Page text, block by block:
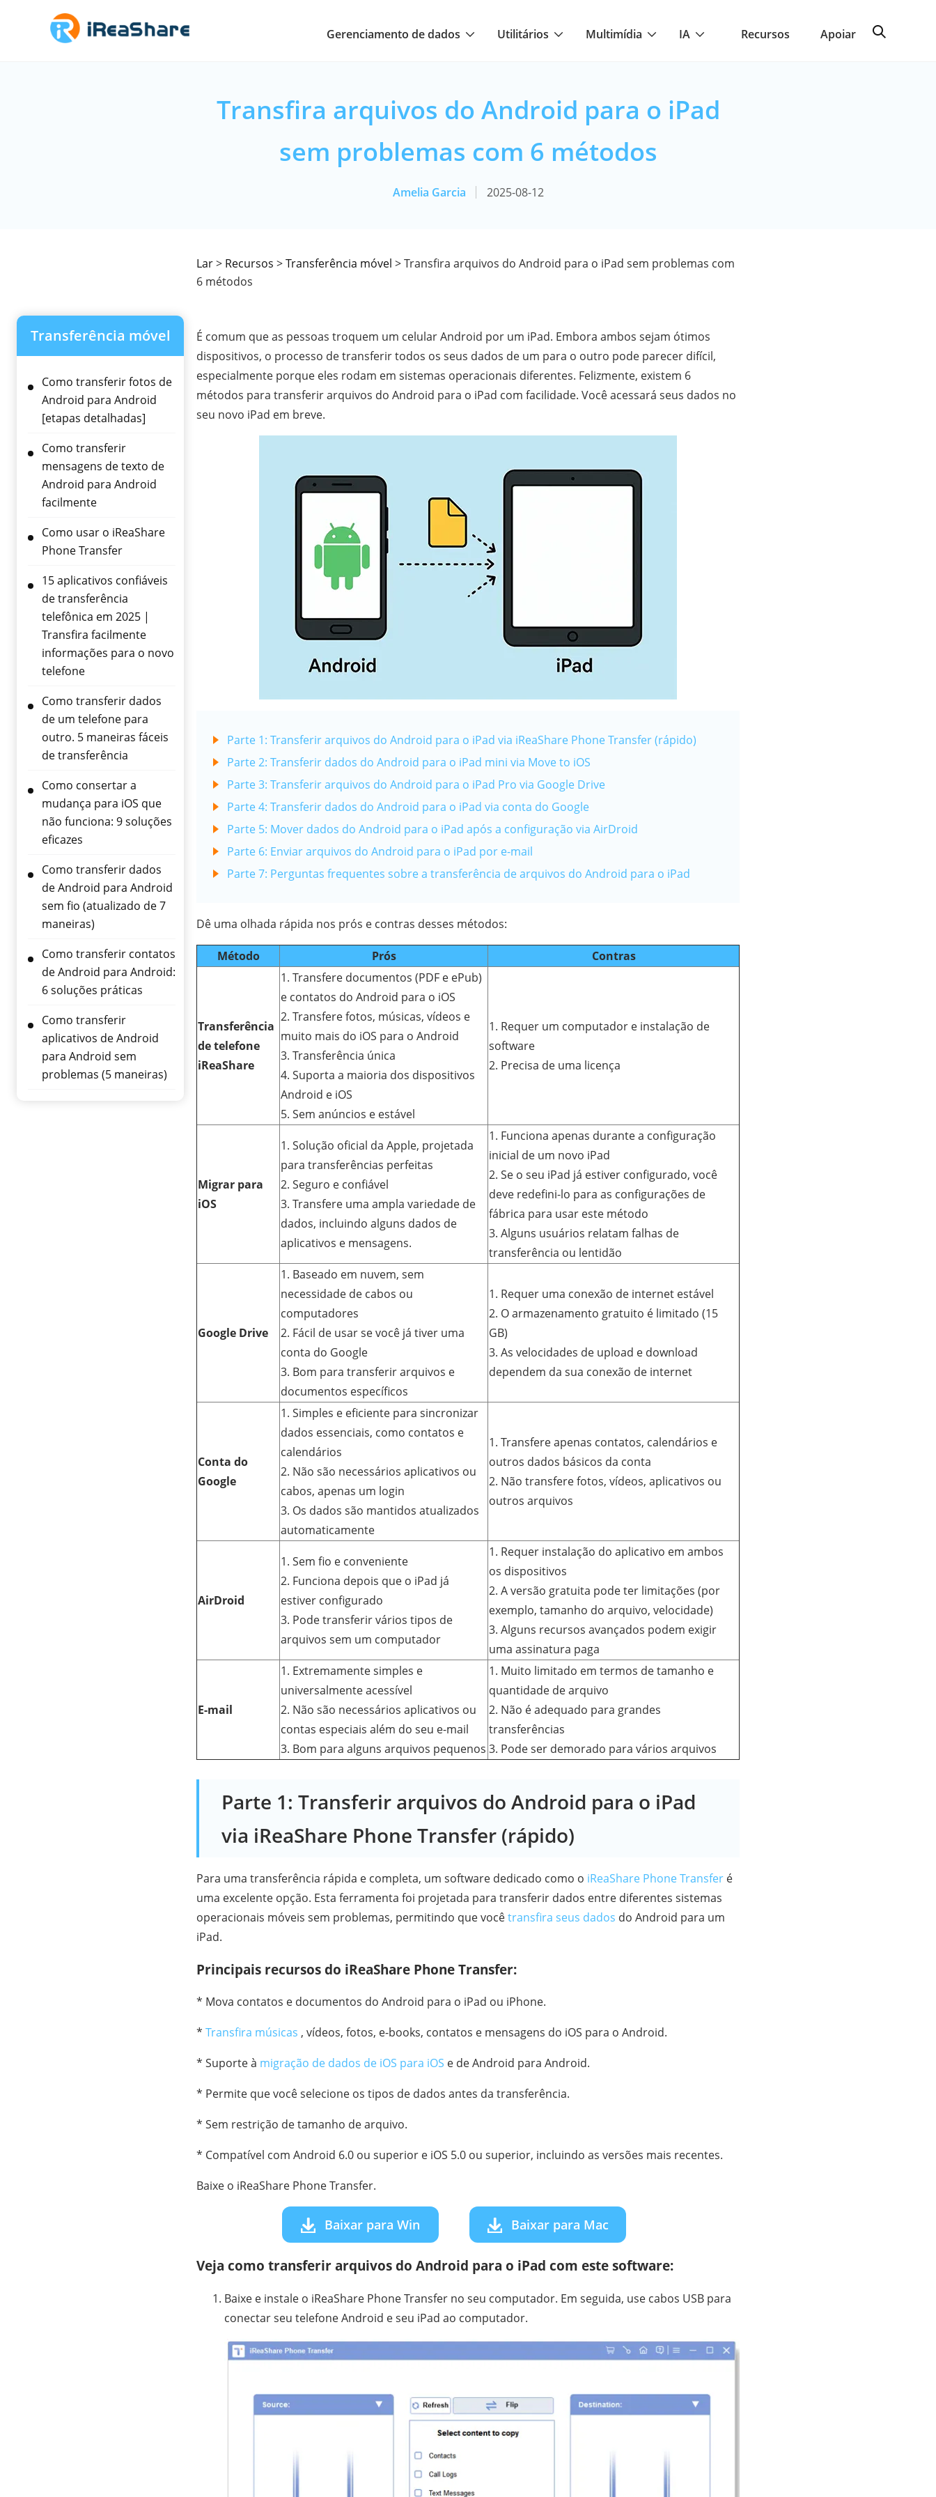
Gerenciamento de dados Utilitários Multimídia IA Recursos Apoiar
Transfira arquivos do Android para o iPad
sem problemas com 6 métodos
Amelia Garcia 2025-08-12
Lar> Recursos >Transferência móvel > Transfira arquivos do Android para o iPad sem problemas com
6 métodos
Transferência móvel
Como transferir fotos de
Android para Android
[etapas detalhadas]
Como transferir
mensagens de texto de
Android para Android
facilmente
Como usar o iReaShare
Phone Transfer
15 aplicativos confiáveis ​​
de transferência
telefônica em 2025 |
Transfira facilmente
informações para o novo
telefone
Como transferir dados
de um telefone para
outro. 5 maneiras fáceis
de transferência
Como consertar a
mudança para iOS que
não funciona: 9 soluções
eficazes
Como transferir dados
de Android para Android
sem fio (atualizado de 7
maneiras)
Como transferir contatos
de Android para Android:
6 soluções práticas
Como transferir
aplicativos de Android
para Android sem
problemas (5 maneiras)
É comum que as pessoas troquem um celular Android por um iPad. Embora ambos sejam ótimos
dispositivos, o processo de transferir todos os seus dados de um para o outro pode parecer difícil,
especialmente porque eles rodam em sistemas operacionais diferentes. Felizmente, existem 6
métodos para transferir arquivos do Android para o iPad com facilidade. Você acessará seus dados no
seu novo iPad em breve.
Parte 1: Transferir arquivos do Android para o iPad via iReaShare Phone Transfer (rápido)
Parte 2: Transferir dados do Android para o iPad mini via Move to iOS
Parte 3: Transferir arquivos do Android para o iPad Pro via Google Drive
Parte 4: Transferir dados do Android para o iPad via conta do Google
Parte 5: Mover dados do Android para o iPad após a configuração via AirDroid
Parte 6: Enviar arquivos do Android para o iPad por e-mail
Parte 7: Perguntas frequentes sobre a transferência de arquivos do Android para o iPad
Dê uma olhada rápida nos prós e contras desses métodos:
Método Prós Contras
Transferência
de telefone
iReaShare
1. Transfere documentos (PDF e ePub)
e contatos do Android para o iOS
2. Transfere fotos, músicas, vídeos e
muito mais do iOS para o Android
3. Transferência única
4. Suporta a maioria dos dispositivos
Android e iOS
5. Sem anúncios e estável
1. Requer um computador e instalação de
software
2. Precisa de uma licença
Migrar para
iOS
1. Solução oficial da Apple, projetada
para transferências perfeitas
2. Seguro e confiável
3. Transfere uma ampla variedade de
dados, incluindo alguns dados de
aplicativos e mensagens.
1. Funciona apenas durante a configuração
inicial de um novo iPad
2. Se o seu iPad já estiver configurado, você
deve redefini-lo para as configurações de
fábrica para usar este método
3. Alguns usuários relatam falhas de
transferência ou lentidão
Google Drive
1. Baseado em nuvem, sem
necessidade de cabos ou
computadores
2. Fácil de usar se você já tiver uma
conta do Google
3. Bom para transferir arquivos e
documentos específicos
1. Requer uma conexão de internet estável
2. O armazenamento gratuito é limitado (15
GB)
3. As velocidades de upload e download
dependem da sua conexão de internet
Conta do
Google
1. Simples e eficiente para sincronizar
dados essenciais, como contatos e
calendários
2. Não são necessários aplicativos ou
cabos, apenas um login
3. Os dados são mantidos atualizados
automaticamente
1. Transfere apenas contatos, calendários e
outros dados básicos da conta
2. Não transfere fotos, vídeos, aplicativos ou
outros arquivos
AirDroid
1. Sem fio e conveniente
2. Funciona depois que o iPad já
estiver configurado
3. Pode transferir vários tipos de
arquivos sem um computador
1. Requer instalação do aplicativo em ambos
os dispositivos
2. A versão gratuita pode ter limitações (por
exemplo, tamanho do arquivo, velocidade)
3. Alguns recursos avançados podem exigir
uma assinatura paga
E-mail
1. Extremamente simples e
universalmente acessível
2. Não são necessários aplicativos ou
contas especiais além do seu e-mail
3. Bom para alguns arquivos pequenos
1. Muito limitado em termos de tamanho e
quantidade de arquivo
2. Não é adequado para grandes
transferências
3. Pode ser demorado para vários arquivos
Parte 1: Transferir arquivos do Android para o iPad
via iReaShare Phone Transfer (rápido)
Para uma transferência rápida e completa, um software dedicado como o iReaShare Phone Transfer é
uma excelente opção. Esta ferramenta foi projetada para transferir dados entre diferentes sistemas
operacionais móveis sem problemas, permitindo que vocêtransfira seus dados do Android para um
iPad.
Principais recursos do iReaShare Phone Transfer:
* Mova contatos e documentos do Android para o iPad ou iPhone.
* Transfira músicas , vídeos, fotos, e-books, contatos e mensagens do iOS para o Android.
* Suporte à migração de dados de iOS para iOS e de Android para Android.
* Permite que você selecione os tipos de dados antes da transferência.
* Sem restrição de tamanho de arquivo.
* Compatível com Android 6.0 ou superior e iOS 5.0 ou superior, incluindo as versões mais recentes.
Baixe o iReaShare Phone Transfer.
Baixar para Win Baixar para Mac
Veja como transferir arquivos do Android para o iPad com este software:
Baixe e instale o iReaShare Phone Transfer no seu computador. Em seguida, use cabos USB para
conectar seu telefone Android e seu iPad ao computador.